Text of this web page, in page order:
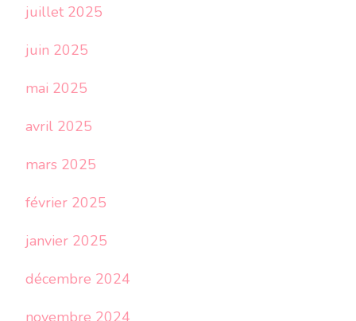
juillet 2025
juin 2025
mai 2025
avril 2025
mars 2025
février 2025
janvier 2025
décembre 2024
novembre 2024